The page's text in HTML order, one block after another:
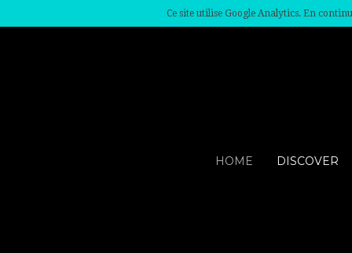
Ce site utilise Google Analytics. En
HOME DISCOVER